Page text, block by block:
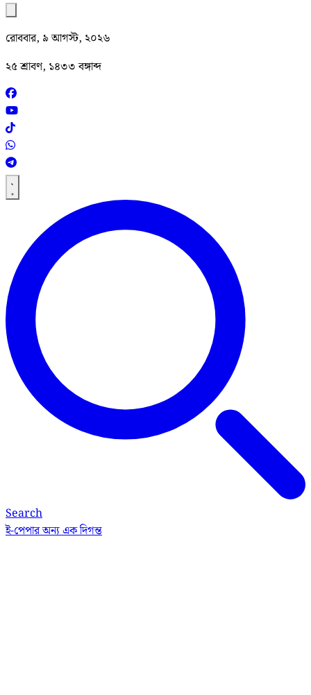
রোববার, ৯ আগস্ট, ২০২৬
২৫ শ্রাবণ, ১৪৩৩ বঙ্গাব্দ
Search
ই-পেপারঅন্য এক দিগন্ত